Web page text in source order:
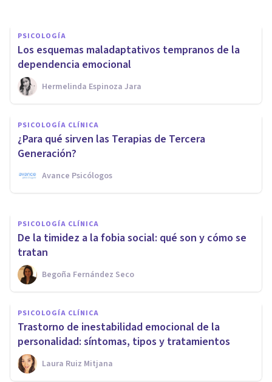
PSICOLOGÍA
Los esquemas maladaptativos tempranos de la
dependencia emocional
Hermelinda Espinoza Jara
PSICOLOGÍA CLÍNICA
¿Para qué sirven las Terapias de Tercera
Generación?
Avance Psicólogos
PSICOLOGÍA CLÍNICA
PsicoAbreu, líderes en
Atención Psicológica, ahora en
Marbella
Psicoabreu
PSICOLOGÍA CLÍNICA
De la timidez a la fobia social: qué son y cómo se
tratan
Begoña Fernández Seco
PSICOLOGÍA CLÍNICA
Trastorno de inestabilidad emocional de la
personalidad: síntomas, tipos y tratamientos
Laura Ruiz Mitjana